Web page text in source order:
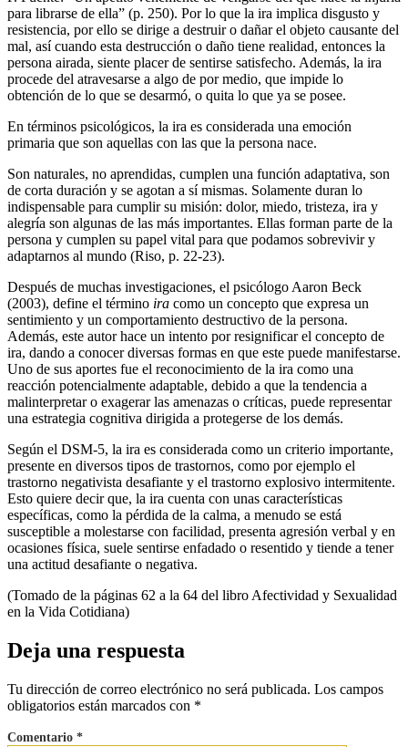
para librarse de ella” (p. 250). Por lo que la ira implica disgusto y
resistencia, por ello se dirige a destruir o dañar el objeto causante del
mal, así cuando esta destrucción o daño tiene realidad, entonces la
persona airada, siente placer de sentirse satisfecho. Además, la ira
procede del atravesarse a algo de por medio, que impide lo
obtención de lo que se desarmó, o quita lo que ya se posee.
En términos psicológicos, la ira es considerada una emoción
primaria que son aquellas con las que la persona nace.
Son naturales, no aprendidas, cumplen una función adaptativa, son
de corta duración y se agotan a sí mismas. Solamente duran lo
indispensable para cumplir su misión: dolor, miedo, tristeza, ira y
alegría son algunas de las más importantes. Ellas forman parte de la
persona y cumplen su papel vital para que podamos sobrevivir y
adaptarnos al mundo (Riso, p. 22-23).
Después de muchas investigaciones, el psicólogo Aaron Beck
(2003), define el término ira como un concepto que expresa un
sentimiento y un comportamiento destructivo de la persona.
Además, este autor hace un intento por resignificar el concepto de
ira, dando a conocer diversas formas en que este puede manifestarse.
Uno de sus aportes fue el reconocimiento de la ira como una
reacción potencialmente adaptable, debido a que la tendencia a
malinterpretar o exagerar las amenazas o críticas, puede representar
una estrategia cognitiva dirigida a protegerse de los demás.
Según el DSM-5, la ira es considerada como un criterio importante,
presente en diversos tipos de trastornos, como por ejemplo el
trastorno negativista desafiante y el trastorno explosivo intermitente.
Esto quiere decir que, la ira cuenta con unas características
específicas, como la pérdida de la calma, a menudo se está
susceptible a molestarse con facilidad, presenta agresión verbal y en
ocasiones física, suele sentirse enfadado o resentido y tiende a tener
una actitud desafiante o negativa.
(Tomado de la páginas 62 a la 64 del libro Afectividad y Sexualidad
en la Vida Cotidiana)
Deja una respuesta
Tu dirección de correo electrónico no será publicada. Los campos
obligatorios están marcados con *
Comentario *